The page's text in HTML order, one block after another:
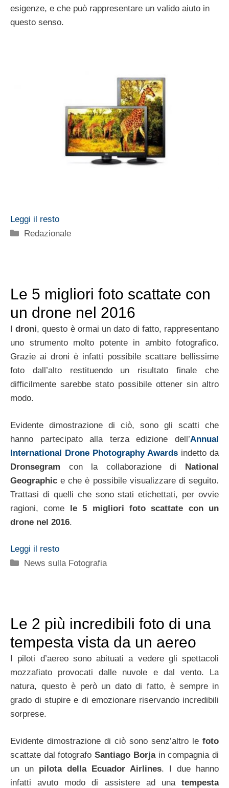
esigenze, e che può rappresentare un valido aiuto in
questo senso.
Leggi il resto
Categorie
Redazionale
Le 5 migliori foto scattate con
un drone nel 2016
Idroni, questo è ormai un dato di fatto, rappresentano
uno strumento molto potente in ambito fotografico.
Grazie ai droni è infatti possibile scattare bellissime
foto dall’alto restituendo un risultato finale che
difficilmente sarebbe stato possibile ottener sin altro
modo.
Evidente dimostrazione di ciò, sono gli scatti che
hanno partecipato alla terza edizione dell’Annual
International Drone Photography Awards indetto da
Dronsegram con la collaborazione di National
Geographic e che è possibile visualizzare di seguito.
Trattasi di quelli che sono stati etichettati, per ovvie
ragioni, come le 5 migliori foto scattate con un
drone nel 2016.
Leggi il resto
Categorie
News sulla Fotografia
Le 2 più incredibili foto di una
tempesta vista da un aereo
I piloti d’aereo sono abituati a vedere gli spettacoli
mozzafiato provocati dalle nuvole e dal vento. La
natura, questo è però un dato di fatto, è sempre in
grado di stupire e di emozionare riservando incredibili
sorprese.
Evidente dimostrazione di ciò sono senz’altro le foto
scattate dal fotografoSantiago Borjain compagnia di
un un pilota della Ecuador Airlines. I due hanno
infatti avuto modo di assistere ad una tempesta